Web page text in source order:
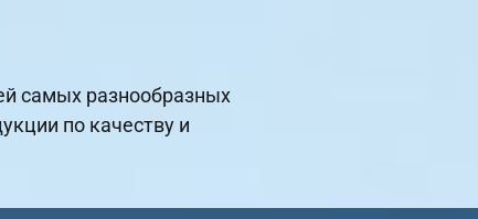
самых разнообразных
по качеству и